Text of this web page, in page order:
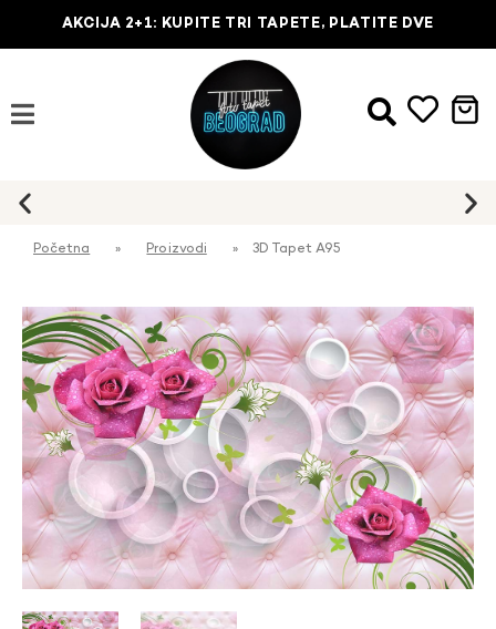
AKCIJA 2+1: KUPITE TRI TAPETE, PLATITE DVE
Početna » Proizvodi » 3D Tapet A95